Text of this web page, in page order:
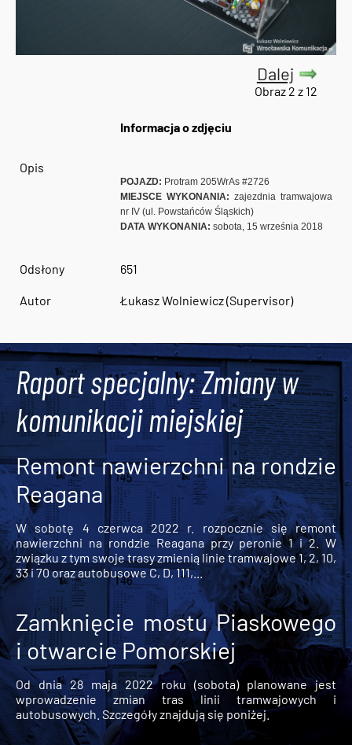
Dalej
Obraz 2 z 12
Informacja o zdjęciu
Opis
POJAZD: Protram 205WrAs #2726
MIEJSCE WYKONANIA: zajezdnia tramwajowa
nr IV (ul. Powstańców Śląskich)
DATA WYKONANIA: sobota, 15 września 2018
Odsłony 651
Autor Łukasz Wolniewicz (Supervisor)
Raport specjalny: Zmiany w
komunikacji miejskiej
Remont nawierzchni na rondzie
Reagana
W sobotę 4 czerwca 2022 r. rozpocznie się remont
nawierzchni na rondzie Reagana przy peronie 1 i 2. W
związku z tym swoje trasy zmienią linie tramwajowe 1, 2, 10,
33 i 70 oraz autobusowe C, D, 111,...
Zamknięcie mostu Piaskowego
i otwarcie Pomorskiej
Od dnia 28 maja 2022 roku (sobota) planowane jest
wprowadzenie zmian tras linii tramwajowych i
autobusowych. Szczegóły znajdują się poniżej.